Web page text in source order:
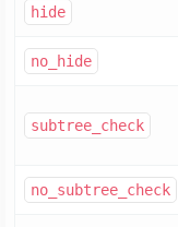
hide
no_hide
subtree_check
no_subtree_check